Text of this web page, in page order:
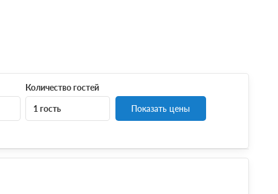
Количество гостей
1 гость Показать цены